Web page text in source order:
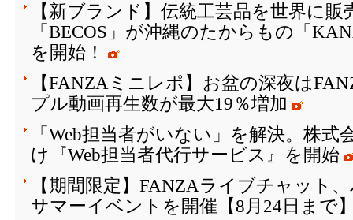
【新ブランド】伝統工芸品を世界に販
「BECOS」が沖縄のたからもの「
を開始！
【FANZAミニレポ】お盆の深夜は
プル動画再生数が最大19％増加
「Web担当者がいない」を解決。株式
け『Web担当者代行サービス』を開始
【期間限定】FANZAライブチャット
サマーイベントを開催【8月24日まで